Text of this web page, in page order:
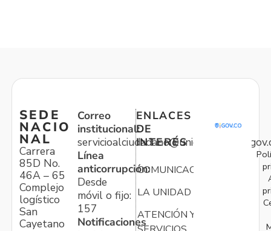
SEDE
NACIO
NAL
Carrera
85D No.
46A – 65
Complejo
logístico
San
Cayetano
Correo
institucional:
Línea
anticorrupción:
Desde
móvil o fijo:
157
Notificaciones
ENLACES
DE
INTERÉS
COMUNICACIONES
LA UNIDAD
ATENCIÓN Y